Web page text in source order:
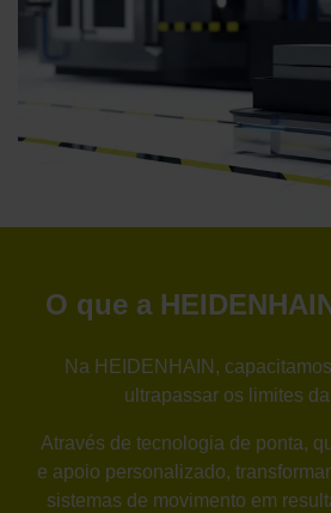
O que a
Na HEIDENHAIN,
ultrapassar os limites
Através de tecnologia de ponta,
e apoio personalizado,
sistemas de movimento em